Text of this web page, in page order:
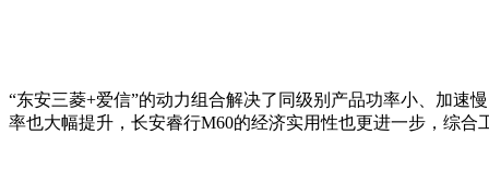
“东安三菱+爱信”的动力组合解决了同级别产品功率小、加速
率也大幅提升，长安睿行M60的经济实用性也更进一步，综合